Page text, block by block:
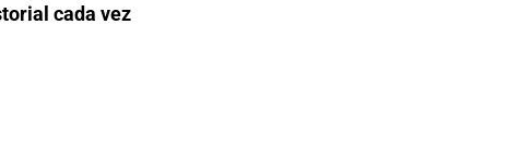
cada vez